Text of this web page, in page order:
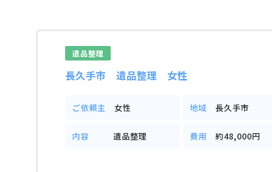
遺品整理
長久手市 遺品整理 女性
ご依頼主 女性 地域 長久手市
内容 遺品整理 費用 約48,000円